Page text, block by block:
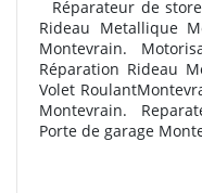
Réparateur de
Rideau Metallique
Montevrain.
Réparation Rideau
Volet
Montevrain.
Porte de garage